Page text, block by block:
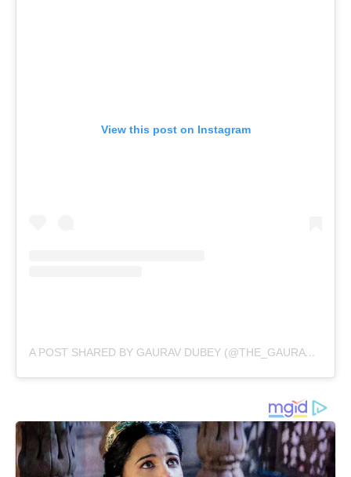
View this post on Instagram
A POST SHARED BY GAURAV DUBEY (@THE_GAURAV_DUBEY)